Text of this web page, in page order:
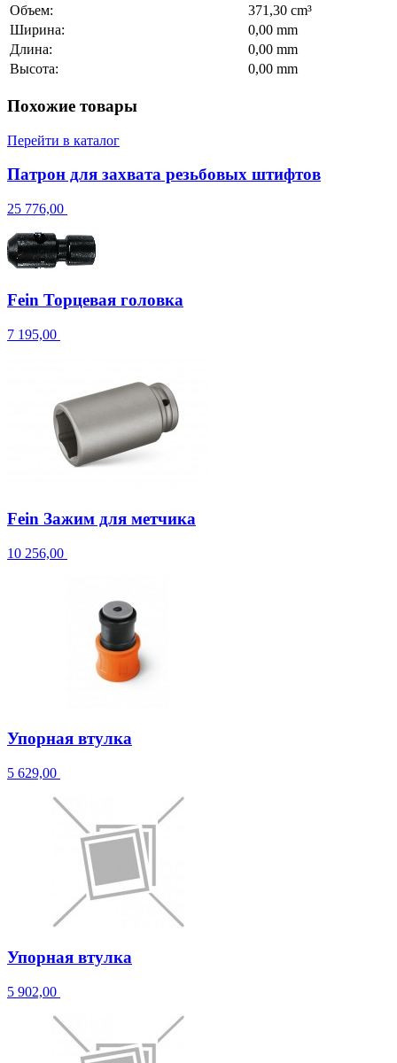
Объем:
371,30 cm³
Ширина:
0,00 mm
Длина:
0,00 mm
Высота:
0,00 mm
Похожие товары
Перейти в каталог
Патрон для захвата резьбовых штифтов
25 776,00
Fein Торцевая головка
7 195,00
Fein Зажим для метчика
10 256,00
Упорная втулка
5 629,00
Упорная втулка
5 902,00